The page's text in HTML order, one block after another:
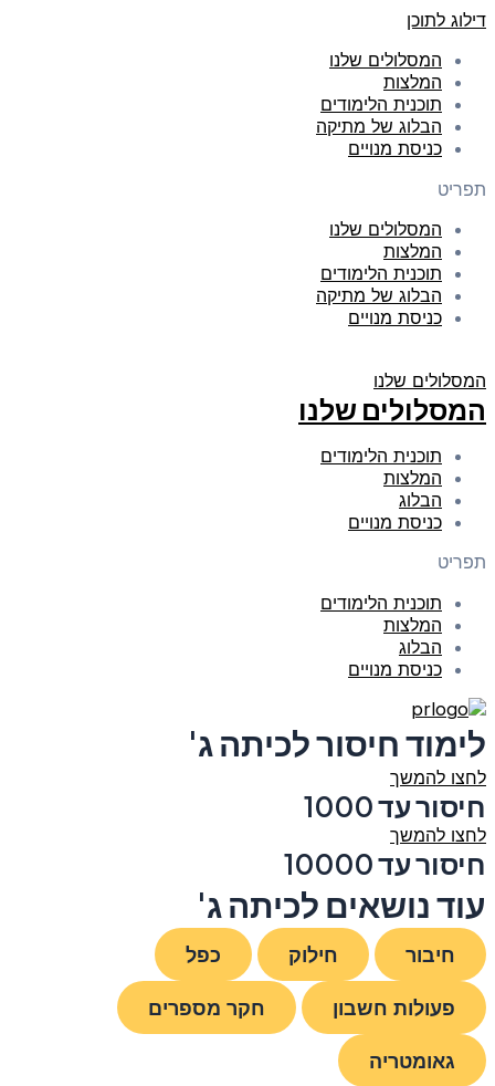
דילוג לתוכן
המסלולים שלנו
המלצות
תוכנית הלימודים
הבלוג של מתיקה
כניסת מנויים
תפריט
המסלולים שלנו
המלצות
תוכנית הלימודים
הבלוג של מתיקה
כניסת מנויים
המסלולים שלנו
המסלולים שלנו
תוכנית הלימודים
המלצות
הבלוג
כניסת מנויים
תפריט
תוכנית הלימודים
המלצות
הבלוג
כניסת מנויים
לימוד חיסור לכיתה ג'
לחצו להמשך
חיסור עד 1000
לחצו להמשך
חיסור עד 10000
עוד נושאים לכיתה ג'
חיבור חילוק כפל
פעולות חשבון חקר מספרים
גאומטריה